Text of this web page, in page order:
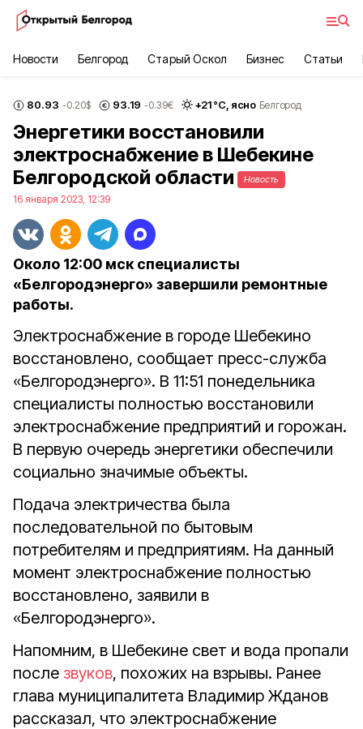
Новости Белгород Старый Оскол Бизнес Статьи
80.93 -0.20$ 93.19 -0.39€ +21°С, ясно Белгород
Энергетики восстановили
электроснабжение в Шебекине
Белгородской области
Новость
16 января 2023, 12:39
Около 12:00 мск специалисты
«Белгородэнерго» завершили ремонтные
работы.
Электроснабжение в городе Шебекино
восстановлено, сообщает пресс-служба
«Белгородэнерго». В 11:51 понедельника
специалисты полностью восстановили
электроснабжение предприятий и горожан.
В первую очередь энергетики обеспечили
социально значимые объекты.
Подача электричества была
последовательной по бытовым
потребителям и предприятиям. На данный
момент электроснабжение полностью
восстановлено, заявили в
«Белгородэнерго».
Напомним, в Шебекине свет и вода пропали
после звуков, похожих на взрывы. Ранее
глава муниципалитета Владимир Жданов
рассказал, что электроснабжение